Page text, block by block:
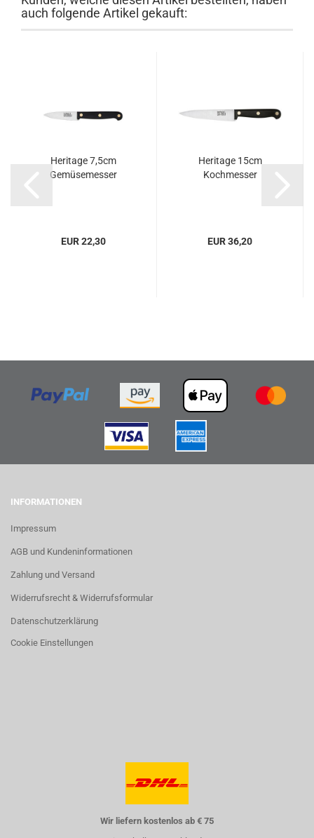
auch folgende Artikel gekauft:
Heritage 7,5cm
Gemüsemesser
EUR 22,30
Heritage 15cm
Kochmesser
EUR 36,20
INFORMATIONEN
Impressum
AGB und Kundeninformationen
Zahlung und Versand
Widerrufsrecht & Widerrufsformular
Datenschutzerklärung
Cookie Einstellungen
Wir liefern kostenlos ab € 75